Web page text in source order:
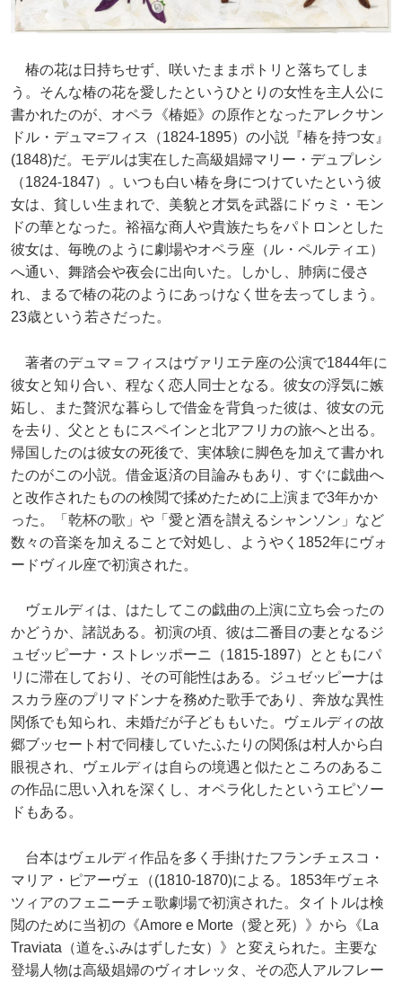
椿の花は日持ちせず、咲いたままポトリと落ちてしま
う。そんな椿の花を愛したというひとりの女性を主人公に
書かれたのが、オペラ《椿姫》の原作となったアレクサン
ドル・デュマ=フィス（1824-1895）の小説『椿を持つ女』
(1848)だ。モデルは実在した高級娼婦マリー・デュプレシ
（1824-1847）。いつも白い椿を身につけていたという彼
女は、貧しい生まれで、美貌と才気を武器にドゥミ・モン
ドの華となった。裕福な商人や貴族たちをパトロンとした
彼女は、毎晩のように劇場やオペラ座（ル・ペルティエ）
へ通い、舞踏会や夜会に出向いた。しかし、肺病に侵さ
れ、まるで椿の花のようにあっけなく世を去ってしまう。
23歳という若さだった。
著者のデュマ＝フィスはヴァリエテ座の公演で1844年に
彼女と知り合い、程なく恋人同士となる。彼女の浮気に嫉
妬し、また贅沢な暮らしで借金を背負った彼は、彼女の元
を去り、父とともにスペインと北アフリカの旅へと出る。
帰国したのは彼女の死後で、実体験に脚色を加えて書かれ
たのがこの小説。借金返済の目論みもあり、すぐに戯曲へ
と改作されたものの検閲で揉めたために上演まで3年かか
った。「乾杯の歌」や「愛と酒を讃えるシャンソン」など
数々の音楽を加えることで対処し、ようやく1852年にヴォ
ードヴィル座で初演された。
ヴェルディは、はたしてこの戯曲の上演に立ち会ったの
かどうか、諸説ある。初演の頃、彼は二番目の妻となるジ
ュゼッピーナ・ストレッポーニ（1815-1897）とともにパ
リに滞在しており、その可能性はある。ジュゼッピーナは
スカラ座のプリマドンナを務めた歌手であり、奔放な異性
関係でも知られ、未婚だが子どももいた。ヴェルディの故
郷ブッセート村で同棲していたふたりの関係は村人から白
眼視され、ヴェルディは自らの境遇と似たところのあるこ
の作品に思い入れを深くし、オペラ化したというエピソー
ドもある。
台本はヴェルディ作品を多く手掛けたフランチェスコ・
マリア・ピアーヴェ（(1810-1870)による。1853年ヴェネ
ツィアのフェニーチェ歌劇場で初演された。タイトルは検
閲のために当初の《Amore e Morte（愛と死）》から《La
Traviata（道をふみはずした女）》と変えられた。主要な
登場人物は高級娼婦のヴィオレッタ、その恋人アルフレー